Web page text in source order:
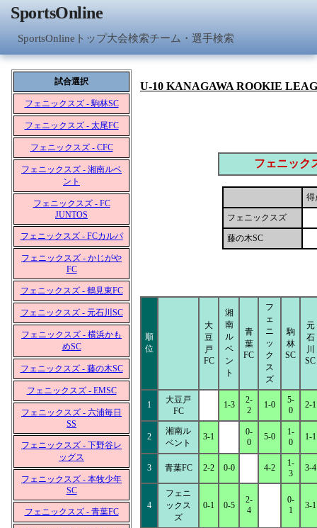
SportsOnline
SportsOnlineトップ大会検索チーム・選手検索
試合選択
フェニックスズ - 駒林SC
フェニックスズ - 太尾FC
フェニックスズ - CFC
フェニックスズ - 湘南ルベ
ント
フェニックスズ - FC
JUNTOS
フェニックスズ - FCカルパ
フェニックスズ - かじがや
FC
フェニックスズ - 鶴見東FC
フェニックスズ - 元石川SC
フェニックスズ - 横浜かも
めSC
フェニックスズ - 藤の木SC
フェニックスズ - EMSC
フェニックスズ - 六浦毎日
SS
フェニックスズ - 下野谷レ
ッグス
フェニックスズ - 本牧少年
SC
フェニックスズ - 青葉FC
U-10 KANAGAWA ROOKIE
フェニック
得
フェニックスズ
藤の木SC
順
位
大
豆
戸
FC
湘
南
ル
ベ
ン
ト
青
葉
FC
フ
ェ
ニ
ッ
ク
ス
ズ
駒
林
SC
元
石
川
SC
1
大豆戸
FC
1-3
2-
2
1-0
5-
0
2-1
2
湘南ル
ベント
3-1
0-
0
5-0
1-
0
1-1
3 青葉FC 2-2 0-0 4-2
1-
3
3-4
4
フェニ
ックス
ズ
0-1 0-5
2-
4
0-
1
3-1